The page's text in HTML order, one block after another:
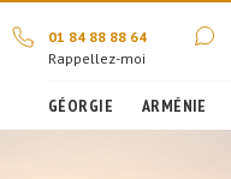
01 84 88 88 64
Rappellez-moi
GÉORGIE ARMÉNIE